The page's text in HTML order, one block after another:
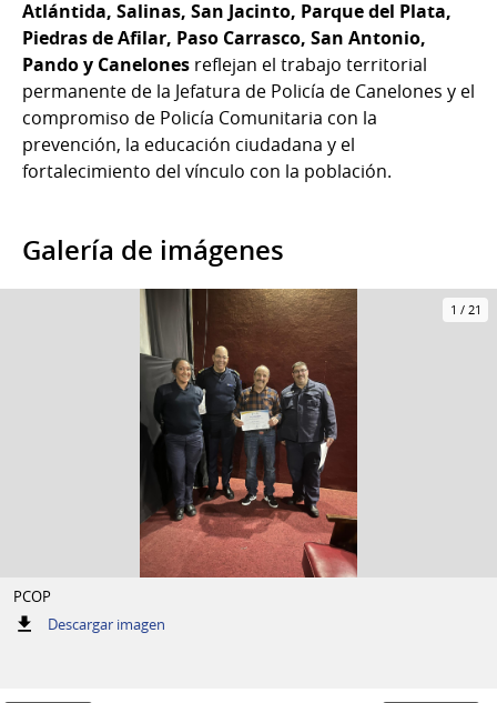
Atlántida, Salinas, San Jacinto, Parque del Plata,
Piedras de Afilar, Paso Carrasco, San Antonio,
Pando y Canelones reflejan el trabajo territorial
permanente de la Jefatura de Policía de Canelones y el
compromiso de Policía Comunitaria con la
prevención, la educación ciudadana y el
fortalecimiento del vínculo con la población.
Galería de imágenes
1 / 21
PCOP
Descargar imagen: